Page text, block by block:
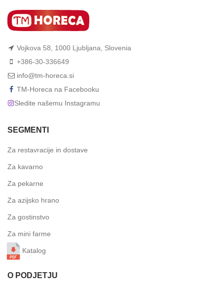
Vojkova 58, 1000 Ljubljana, Slovenia
+386-30-336649
info@tm-horeca.si
TM-Horeca na Facebooku
Sledite našemu Instagramu
SEGMENTI
Za restavracije in dostave
Za kavarno
Za pekarne
Za azijsko hrano
Za gostinstvo
Za mini farme
Katalog
O PODJETJU